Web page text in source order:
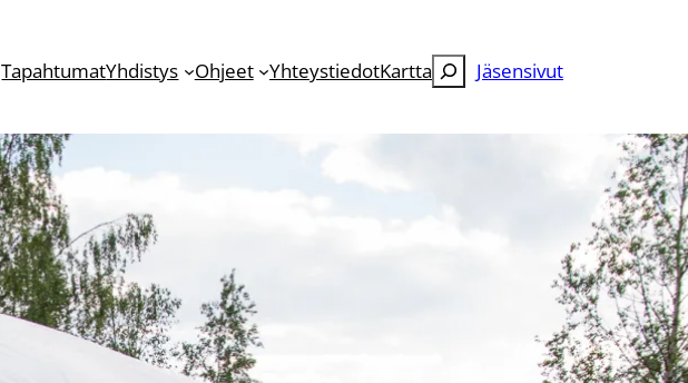
TapahtumatYhdistys Ohjeet YhteystiedotKartta Etsi Jäsensivut